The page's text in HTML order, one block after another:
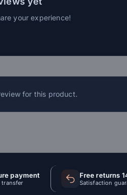
your experience!
for this product.
payment
transfer
Free returns
Satisfaction